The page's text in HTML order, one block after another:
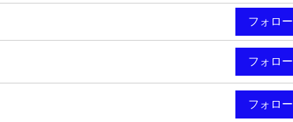
フォロー
フォロー
フォロー